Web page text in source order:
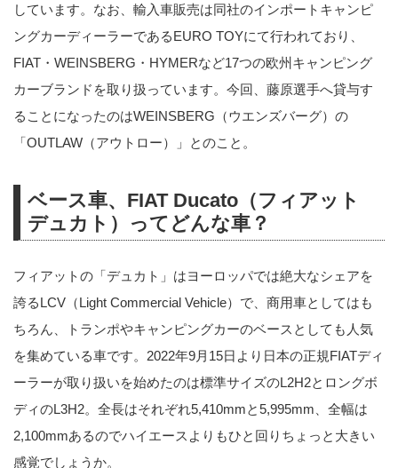
しています。なお、輸入車販売は同社のインポートキャンピ
ングカーディーラーであるEURO TOYにて行われており、
FIAT・WEINSBERG・HYMERなど17つの欧州キャンピング
カーブランドを取り扱っています。今回、藤原選手へ貸与す
ることになったのはWEINSBERG（ウエンズバーグ）の
「OUTLAW（アウトロー）」とのこと。
ベース車、FIAT Ducato（フィアット
デュカト）ってどんな車？
フィアットの「デュカト」はヨーロッパでは絶大なシェアを
誇るLCV（Light Commercial Vehicle）で、商用車としてはも
ちろん、トランポやキャンピングカーのベースとしても人気
を集めている車です。2022年9月15日より日本の正規FIATディ
ーラーが取り扱いを始めたのは標準サイズのL2H2とロングボ
ディのL3H2。全長はそれぞれ5,410mmと5,995mm、全幅は
2,100mmあるのでハイエースよりもひと回りちょっと大きい
感覚でしょうか。